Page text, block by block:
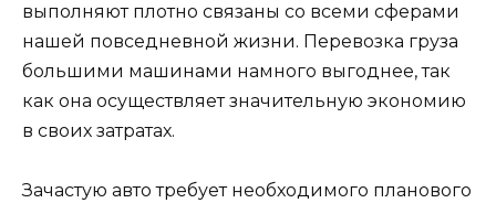
выполняют плотно связаны со всеми сферами
нашей повседневной жизни. Перевозка груза
большими машинами намного выгоднее, так
как она осуществляет значительную экономию
в своих затратах.
Зачастую авто требует необходимого планового